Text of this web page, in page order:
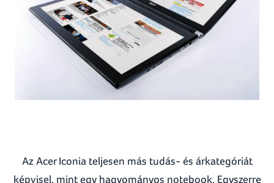
Az Acer Iconia teljesen más tudás- és árkategóriát
képvisel, mint egy hagyományos notebook. Egyszerre